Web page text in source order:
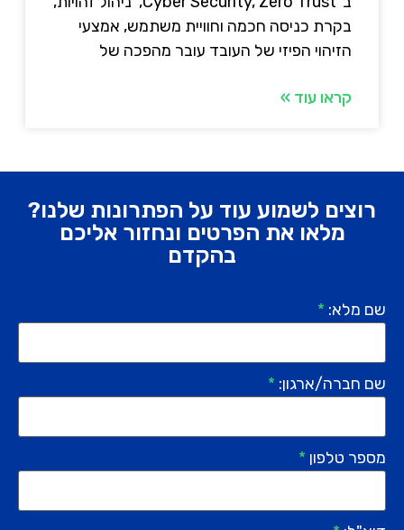
בקרת כניסה חכמה וחוויית משתמש, אמצעי
הזיהוי הפיזי של העובד עובר מהפכה של
קראו עוד »
רוצים לשמוע עוד על הפתרונות שלנו?
מלאו את הפרטים ונחזור אליכם
בהקדם
שם מלא: *
שם חברה/ארגון: *
מספר טלפון *